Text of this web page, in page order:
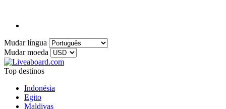
Mudar língua
Mudar moeda
Top destinos
Indonésia
Egito
Maldivas